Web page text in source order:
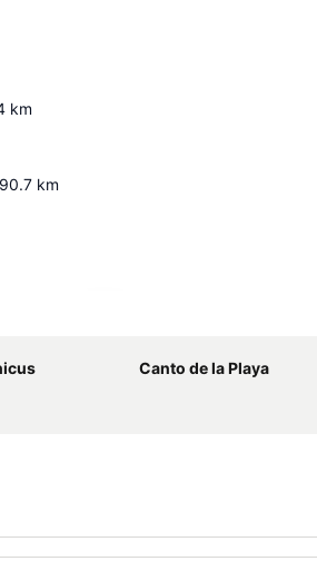
km
90.7 km
Canto de la Playa